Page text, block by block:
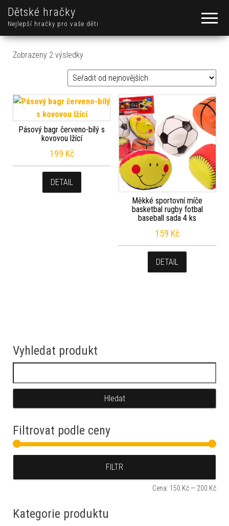
Dětské hračky
Nejlepší hračky pro vaše děti
Zobrazeny 2 výsledkySeřazeno od nejnovějších
Pásový bagr červeno-bílý s
kovovou lžící
199 Kč
DETAIL
Měkké sportovní míče
basketbal rugby fotbal
baseball sada 4 ks
159 Kč
DETAIL
Vyhledat produkt
Filtrovat podle ceny
FILTR
Cena: 150 Kč — 200 Kč
Kategorie produktu